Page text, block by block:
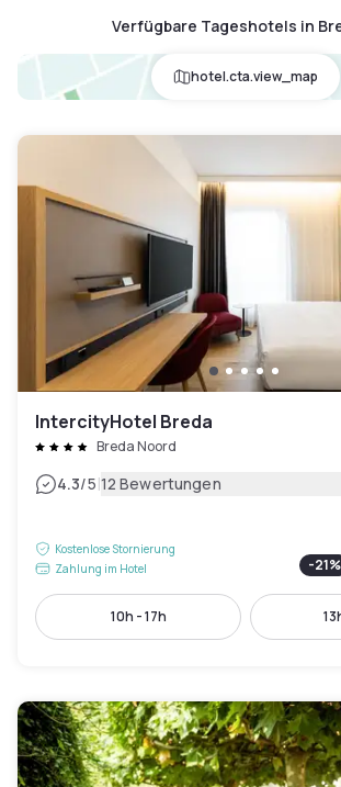
Verfügbare Tageshotels in
hotel.cta.view_map
IntercityHotel Breda
Breda Noord
4.3/5|12 Bewertungen
Kostenlose Stornierung
Zahlung im Hotel
-21%
10h - 17h